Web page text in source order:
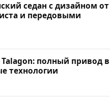
седан с дизайном от
и передовыми
полный привод в
технологии